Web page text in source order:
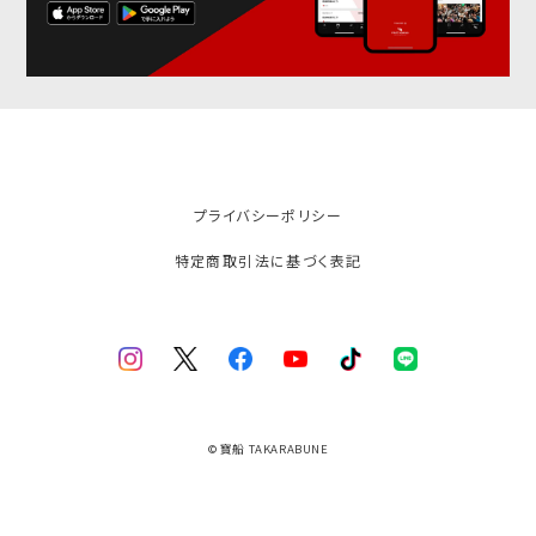
プライバシーポリシー
特定商取引法に基づく表記
© 寶船 TAKARABUNE